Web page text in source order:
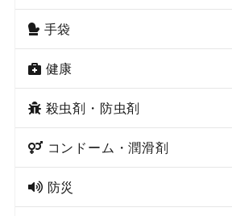
手袋
健康
殺虫剤・防虫剤
コンドーム・潤滑剤
防災